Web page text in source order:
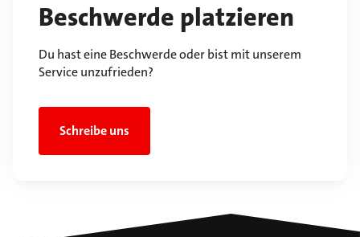
Beschwerde platzieren
Du hast eine Beschwerde oder bist mit unserem
Service unzufrieden?
Schreibe uns